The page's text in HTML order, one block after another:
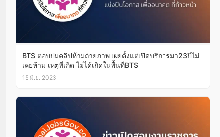
BTS ตอบปมคลิปห้ามถ่ายภาพ เผยตั้งแต่เปิดบริการมา23ปีไม่
เคยห้าม เหตุที่เกิด ไม่ได้เกิดในพื้นที่BTS
15 มิ.ย. 2023